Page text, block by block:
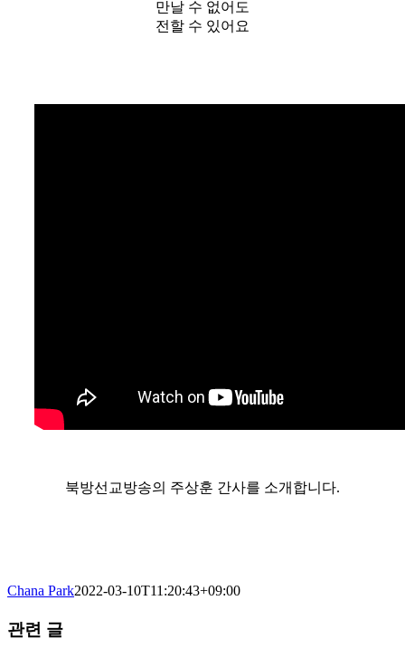
만날 수 없어도
전할 수 있어요
북방선교방송의 주상훈 간사를 소개합니다.
Chana Park2022-03-10T11:20:43+09:00
관련 글